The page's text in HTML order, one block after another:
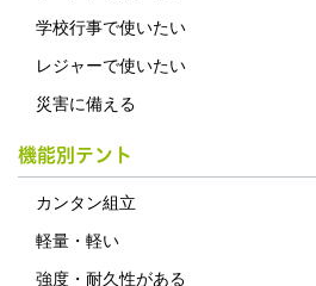
学校行事で使いたい
レジャーで使いたい
災害に備える
機能別テント
カンタン組立
軽量・軽い
強度・耐久性がある